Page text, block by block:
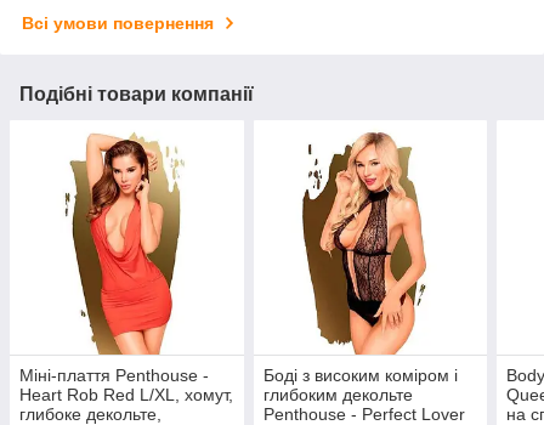
Всі умови повернення
Подібні товари компанії
Міні-плаття Penthouse -
Heart Rob Red L/XL, хомут,
глибоке декольте,
Боді з високим коміром і
глибоким декольте
Penthouse - Perfect Lover
на